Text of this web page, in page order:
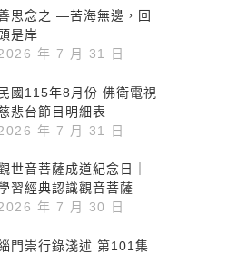
思念之 —苦海無邊，回
是岸
年 7 月 31 日
民國115年8月份 佛衛電視
悲台節目明細表
年 7 月 31 日
世音菩薩成道紀念日｜
習經典認識觀音菩薩
年 7 月 30 日
門崇行錄淺述 第101集